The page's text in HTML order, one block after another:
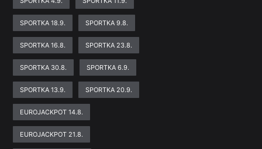
SPORTKA 18.9. SPORTKA 9.8.
SPORTKA 16.8. SPORTKA 23.8.
SPORTKA 30.8. SPORTKA 6.9.
SPORTKA 13.9. SPORTKA 20.9.
EUROJACKPOT 14.8.
EUROJACKPOT 21.8.